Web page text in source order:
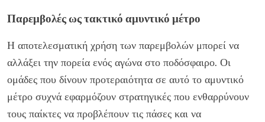
Παρεμβολές ως τακτικό αμυντικό μέτρο
Η αποτελεσματική χρήση των παρεμβολών μπορεί να
αλλάξει την πορεία ενός αγώνα στο ποδόσφαιρο. Οι
ομάδες που δίνουν προτεραιότητα σε αυτό το αμυντικό
μέτρο συχνά εφαρμόζουν στρατηγικές που ενθαρρύνουν
τους παίκτες να προβλέπουν τις πάσες και να